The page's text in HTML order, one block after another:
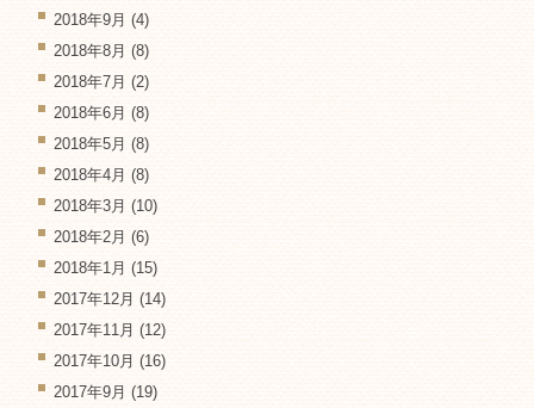
2018年9月 (4)
2018年8月 (8)
2018年7月 (2)
2018年6月 (8)
2018年5月 (8)
2018年4月 (8)
2018年3月 (10)
2018年2月 (6)
2018年1月 (15)
2017年12月 (14)
2017年11月 (12)
2017年10月 (16)
2017年9月 (19)